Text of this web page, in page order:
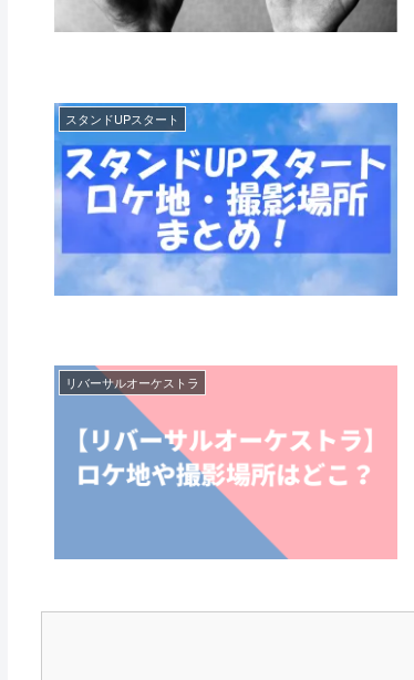
スタンドUPスタート
リバーサルオーケストラ